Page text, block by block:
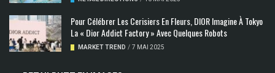
Pour Célébrer Les Cerisiers En Fleurs, DIOR Imagine À Tokyo
La « Dior Addict Factory » Avec Quelques Robots
MARKET TREND / 7 MAI 2025